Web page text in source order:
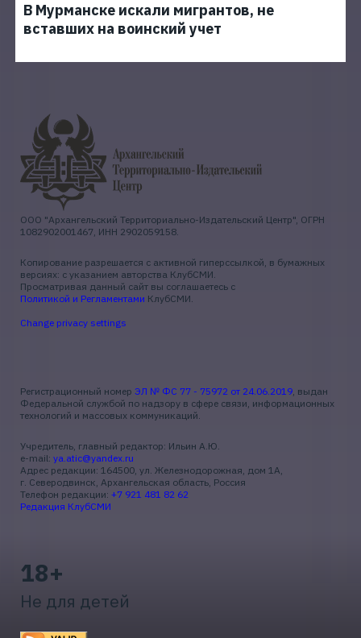
В Мурманске искали мигрантов, не
вставших на воинский учет
ООО "Архангельский Территориально-Издательский Центр", ОГРН
1082902001467, ИНН 2902059158.
Копирование разрешается с активной гиперссылкой, в бумажных
версиях: с указанием авторства КлубСМИ.
Просматривая данный сайт вы соглашаетесь с
Политикой и Регламентами КлубСМИ.
Change privacy settings
Регистрационный номер ЭЛ № ФС 77 - 75972 от 24.06.2019, выдан
Федеральной службой по надзору в сфере связи, информационных
технологий и массовых коммуникаций.
Учредитель, главный редактор: Ильин А.Ю.
e-mail: ya.atic@yandex.ru
Адрес редакции: 164500, ул. Железнодорожная, дом 1А,
г. Северодвинск, Архангельская область, Россия
Телефон редакции: +7 921 481 82 62
Редакция КлубСМИ
18+
Не для детей